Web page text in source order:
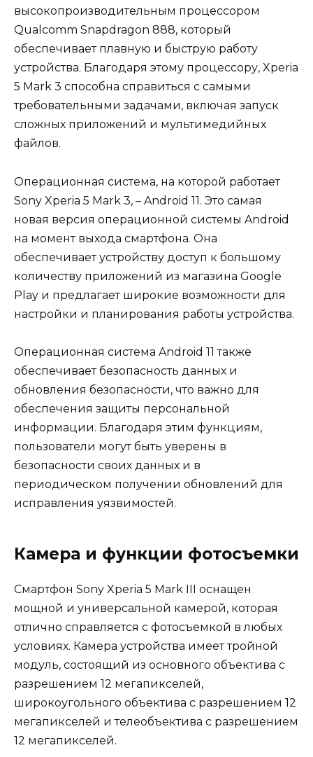
высокопроизводительным процессором
Qualcomm Snapdragon 888, который
обеспечивает плавную и быструю работу
устройства. Благодаря этому процессору, Xperia
5 Mark 3 способна справиться с самыми
требовательными задачами, включая запуск
сложных приложений и мультимедийных
файлов.
Операционная система, на которой работает
Sony Xperia 5 Mark 3, – Android 11. Это самая
новая версия операционной системы Android
на момент выхода смартфона. Она
обеспечивает устройству доступ к большому
количеству приложений из магазина Google
Play и предлагает широкие возможности для
настройки и планирования работы устройства.
Операционная система Android 11 также
обеспечивает безопасность данных и
обновления безопасности, что важно для
обеспечения защиты персональной
информации. Благодаря этим функциям,
пользователи могут быть уверены в
безопасности своих данных и в
периодическом получении обновлений для
исправления уязвимостей.
Камера и функции фотосъемки
Смартфон Sony Xperia 5 Mark III оснащен
мощной и универсальной камерой, которая
отлично справляется с фотосъемкой в любых
условиях. Камера устройства имеет тройной
модуль, состоящий из основного объектива с
разрешением 12 мегапикселей,
широкоугольного объектива с разрешением 12
мегапикселей и телеобъектива с разрешением
12 мегапикселей.